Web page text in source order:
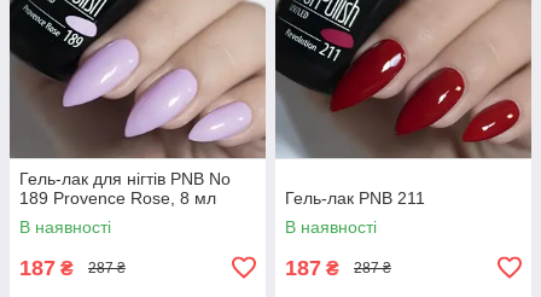
Гель-лак для нігтів PNB No
189 Provence Rose, 8 мл
В наявності
187 ₴ 287 ₴
Гель-лак PNB 211
В наявності
187 ₴ 287 ₴